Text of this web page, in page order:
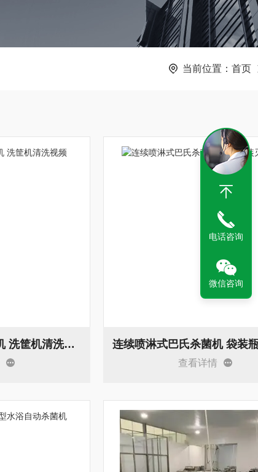
当前位置： 首页
塑料周转箱连续清洗机 洗筐机清洗视频
查看详情
电话咨询
微信咨询